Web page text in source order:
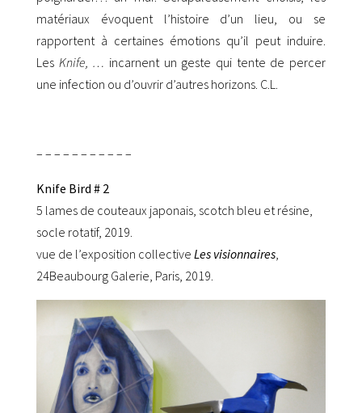
matériaux évoquent l’histoire d’un lieu, ou se
rapportent à certaines émotions qu’il peut induire.
Les Knife, … incarnent un geste qui tente de percer
une infection ou d’ouvrir d’autres horizons. C.L.
– – – – – – – – – – –
Knife Bird # 2
5 lames de couteaux japonais, scotch bleu et résine,
socle rotatif, 2019.
vue de l’exposition collective Les visionnaires,
24Beaubourg Galerie, Paris, 2019.